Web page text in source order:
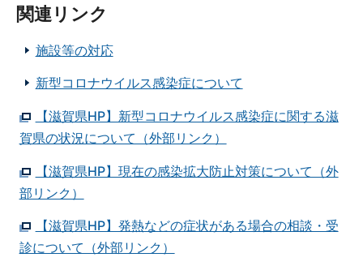
関連リンク
施設等の対応
新型コロナウイルス感染症について
【滋賀県HP】新型コロナウイルス感染症に関する滋
賀県の状況について（外部リンク）
【滋賀県HP】現在の感染拡大防止対策について（外
部リンク）
【滋賀県HP】発熱などの症状がある場合の相談・受
診について（外部リンク）